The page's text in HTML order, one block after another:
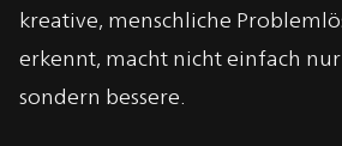
kreative, menschliche
erkennt, macht nicht einfach
sondern bessere.